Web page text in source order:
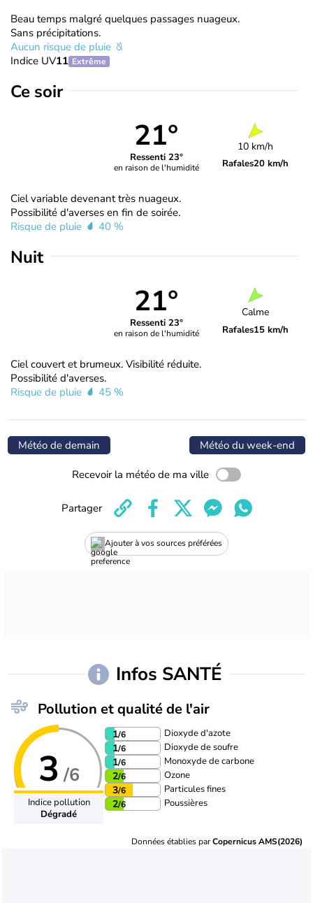
Beau temps malgré quelques passages nuageux.
Sans précipitations.
Aucun risque de pluie
Indice UV11 Extrême
Ce soir
21°
Ressenti 23°
en raison de l'humidité
10 km/h
Rafales20 km/h
Ciel variable devenant très nuageux.
Possibilité d'averses en fin de soirée.
Risque de pluie
40 %
Nuit
21°
Ressenti 23°
en raison de l'humidité
Calme
Rafales15 km/h
Ciel couvert et brumeux. Visibilité réduite.
Possibilité d'averses.
Risque de pluie
45 %
Météo de demain Météo du week-end
Recevoir la météo de ma ville
Ajouter à vos sources préférées
Partager
Infos SANTÉ
Pollution et qualité de l'air
3 /6
Indice pollution
Dégradé
1/6 Dioxyde d'azote
1/6 Dioxyde de soufre
1/6 Monoxyde de carbone
2/6 Ozone
3/6 Particules fines
2/6 Poussières
Données établies parCopernicus AMS(2026)